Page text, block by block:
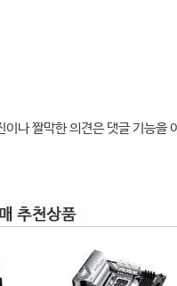
나 짤막한 의견은 댓글 기능을